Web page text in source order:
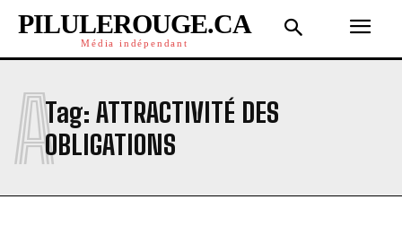
PILULEROUGE.CA
Média indépendant
Tag: ATTRACTIVITÉ DES
OBLIGATIONS
A